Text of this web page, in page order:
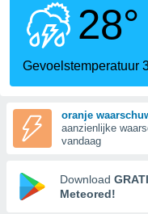
verstrekte
hoge
hebt de
voor
op basis
28°
Gevoelstemperatuur
oranje
aanzienlijke
vandaag
Download
Meteored!